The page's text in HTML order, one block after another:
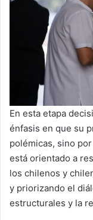
En esta etapa
énfasis en que su
polémicas, sino
está orientado a
los chilenos y
y priorizando el
estructurales y la